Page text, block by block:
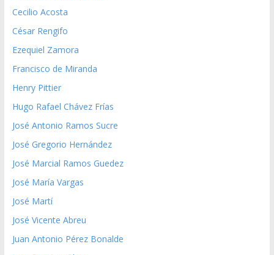
Cecilio Acosta
César Rengifo
Ezequiel Zamora
Francisco de Miranda
Henry Pittier
Hugo Rafael Chávez Frías
José Antonio Ramos Sucre
José Gregorio Hernández
José Marcial Ramos Guedez
José María Vargas
José Martí
José Vicente Abreu
Juan Antonio Pérez Bonalde